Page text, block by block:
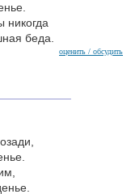
никогда
беда.
оценить / обсудить